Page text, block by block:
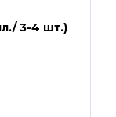
3-4 шт.)